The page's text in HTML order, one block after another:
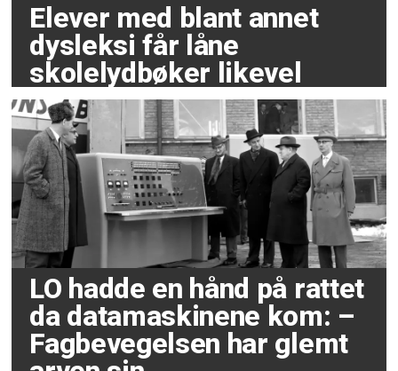
Elever med blant annet
dysleksi får låne
skolelydbøker likevel
LO hadde en hånd på rattet
da datamaskinene kom: –
Fagbevegelsen har glemt